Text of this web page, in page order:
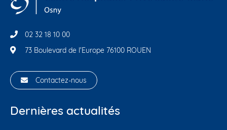
02 32 18 10 00
73 Boulevard de l'Europe 76100 ROUEN
Contactez-nous
Dernières actualités